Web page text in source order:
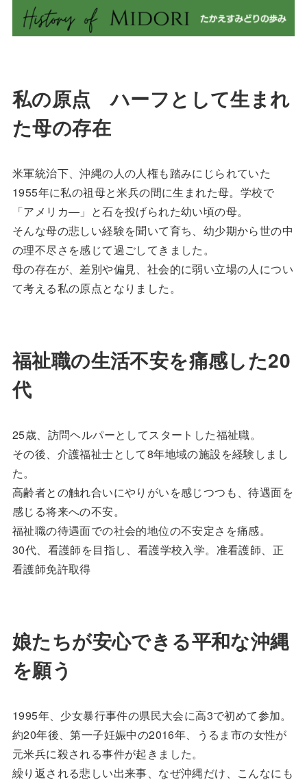
私の原点 ハーフとして生まれ
た母の存在
米軍統治下、沖縄の人の人権も踏みにじられていた
1955年に私の祖母と米兵の間に生まれた母。学校で
「アメリカ―」と石を投げられた幼い頃の母。
そんな母の悲しい経験を聞いて育ち、幼少期から世の中
の理不尽さを感じて過ごしてきました。
母の存在が、差別や偏見、社会的に弱い立場の人につい
て考える私の原点となりました。
福祉職の生活不安を痛感した20
代
25歳、訪問ヘルパーとしてスタートした福祉職。
その後、介護福祉士として8年地域の施設を経験しまし
た。
高齢者との触れ合いにやりがいを感じつつも、待遇面を
感じる将来への不安。
福祉職の待遇面での社会的地位の不安定さを痛感。
30代、看護師を目指し、看護学校入学。准看護師、正
看護師免許取得
娘たちが安心できる平和な沖縄
を願う
1995年、少女暴行事件の県民大会に高3で初めて参加。
約20年後、第一子妊娠中の2016年、うるま市の女性が
元米兵に殺される事件が起きました。
繰り返される悲しい出来事、なぜ沖縄だけ、こんなにも